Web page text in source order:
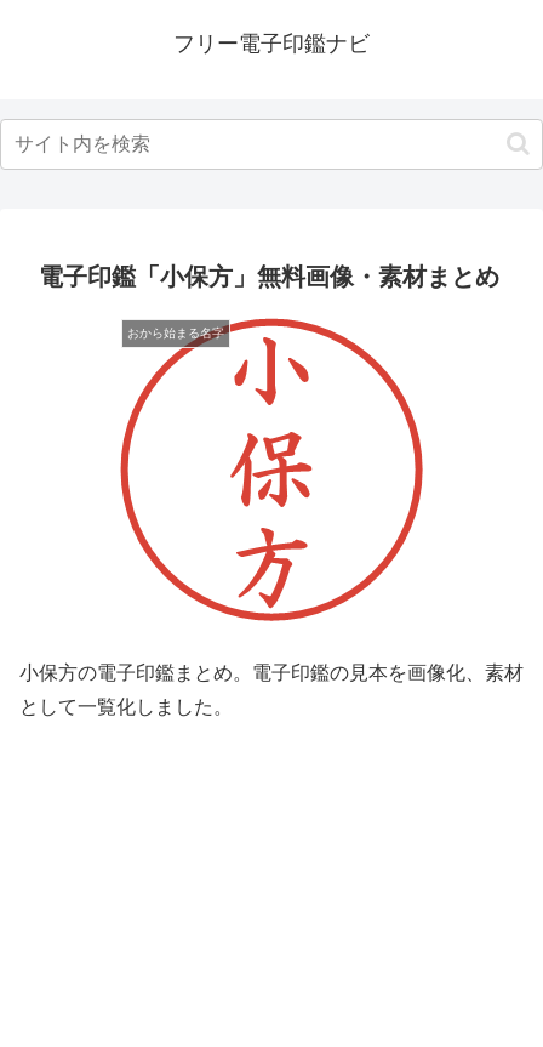
フリー電子印鑑ナビ
電子印鑑「小保方」無料画像・素材まとめ
おから始まる名字
小保方の電子印鑑まとめ。電子印鑑の見本を画像化、素材
として一覧化しました。